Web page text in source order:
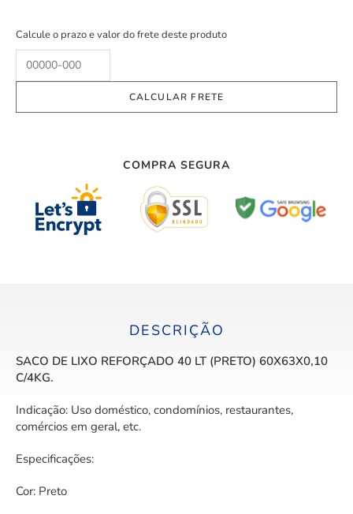
Calcule o prazo e valor do frete deste produto
COMPRA SEGURA
DESCRIÇÃO
SACO DE LIXO REFORÇADO 40 LT (PRETO) 60X63X0,10
C/4KG.
Indicação: Uso doméstico, condomínios, restaurantes,
comércios em geral, etc.
Especificações:
Cor: Preto